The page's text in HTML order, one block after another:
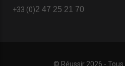
+33 (0)2 47 25 21 70
© Réussir 2026 -